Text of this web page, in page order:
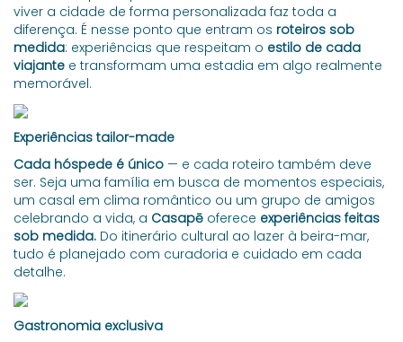
viver a cidade de forma personalizada faz toda a
diferença. É nesse ponto que entram os roteiros sob
medida: experiências que respeitam o estilo de cada
viajante e transformam uma estadia em algo realmente
memorável.
Experiências tailor-made
Cada hóspede é único — e cada roteiro também deve
ser. Seja uma família em busca de momentos especiais,
um casal em clima romântico ou um grupo de amigos
celebrando a vida, a Casapē oferece experiências feitas
sob medida. Do itinerário cultural ao lazer à beira-mar,
tudo é planejado com curadoria e cuidado em cada
detalhe.
Gastronomia exclusiva